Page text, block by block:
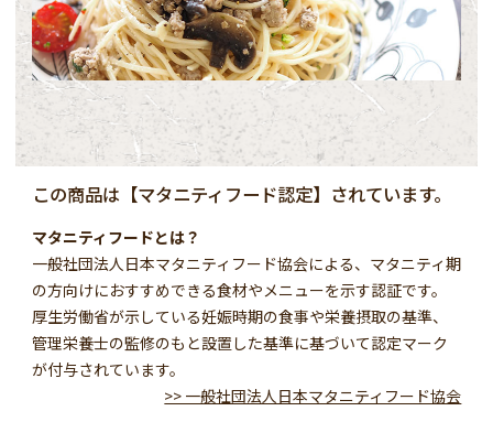
この商品は【マタニティフード認定】されています。
マタニティフードとは？
一般社団法人日本マタニティフード協会による、マタニティ期
の方向けにおすすめできる食材やメニューを示す認証です。
厚生労働省が示している妊娠時期の食事や栄養摂取の基準、
管理栄養士の監修のもと設置した基準に基づいて認定マーク
が付与されています。
>> 一般社団法人日本マタニティフード協会